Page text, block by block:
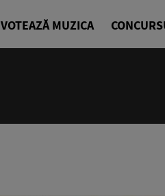
VOTEAZĂ MUZICA